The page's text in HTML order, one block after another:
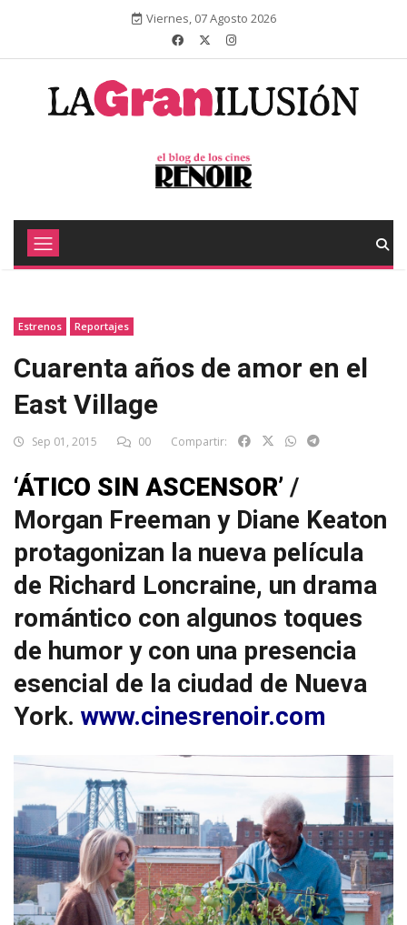
Viernes, 07 Agosto 2026
Estrenos Reportajes
Cuarenta años de amor en el
East Village
Sep 01, 2015 00 Compartir:
‘ÁTICO SIN ASCENSOR’ /
Morgan Freeman y Diane Keaton
protagonizan la nueva película
de Richard Loncraine, un drama
romántico con algunos toques
de humor y con una presencia
esencial de la ciudad de Nueva
York. www.cinesrenoir.com